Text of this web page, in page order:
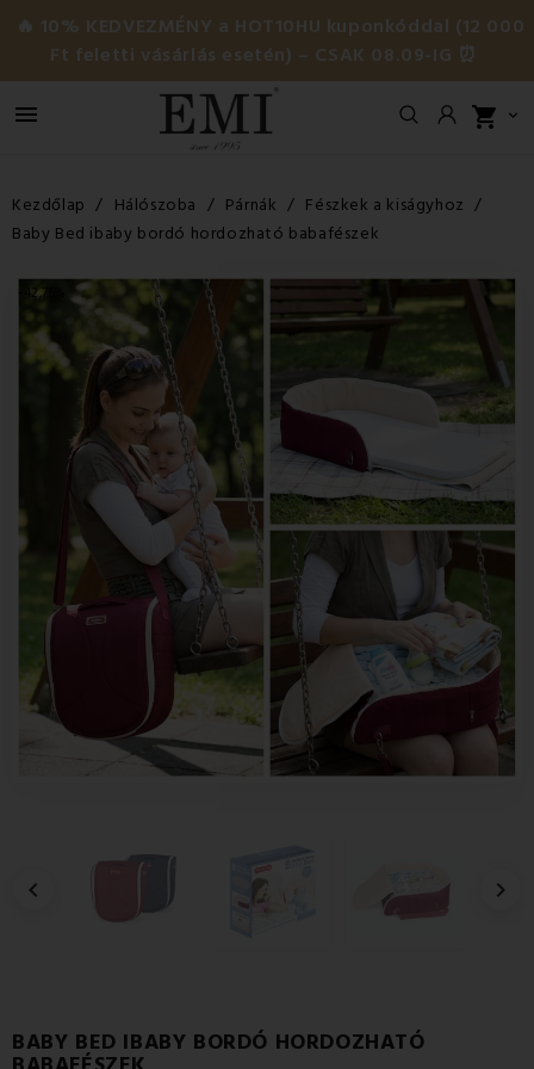
🔥 10% KEDVEZMÉNY a HOT10HU kuponkóddal (12 000
Ft feletti vásárlás esetén) – CSAK 08.09-IG ⏰
 shopping_cart 
Kezdőlap Hálószoba Párnák
Fészkek a kiságyhoz
Baby Bed ibaby bordó hordozható babafészek
-42,75%
 
BABY BED IBABY BORDÓ HORDOZHATÓ